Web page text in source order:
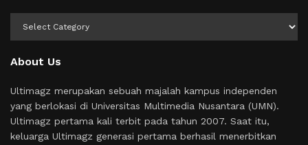
About Us
Ultimagz merupakan sebuah majalah kampus independen
yang berlokasi di Universitas Multimedia Nusantara (UMN).
Ultimagz pertama kali terbit pada tahun 2007. Saat itu,
keluarga Ultimagz generasi pertama berhasil menerbitkan